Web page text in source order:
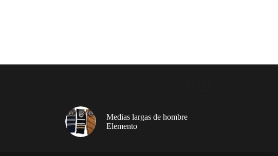
Medias largas de hombre
Elemento